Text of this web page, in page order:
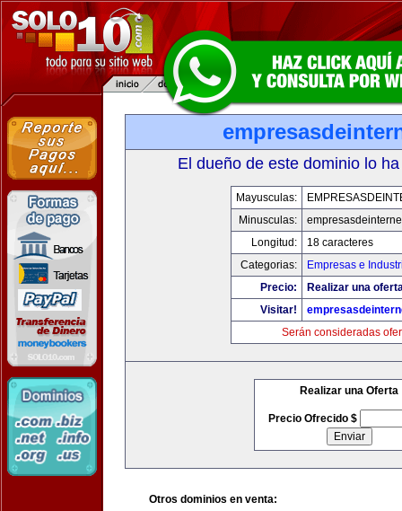
El dueño de este dominio lo
Mayusculas:
Minusculas:
Longitud:
18 caracteres
Categorias:
Empresas e
Precio:
Realizar una
Visitar!
Serán consideradas
Realizar una Oferta
Precio Ofrecido $
Otros dominios en venta: